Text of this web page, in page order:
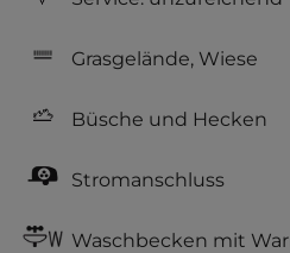
Grasgelände, Wiese
Büsche und Hecken
Stromanschluss
Waschbecken mit